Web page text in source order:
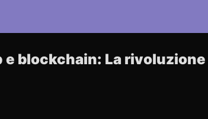
blockchain: La